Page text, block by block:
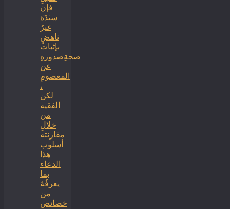
فإن
سندَهَ
غيرُ
ناهضٍ
بإثبات
صحةِصدورهِ
عن
المعصومِ
،
لكن
الفقيه
من
خلالِ
مقارنته
أسلوب
هذا
الدعاء
بما
يعرفُهُ
من
خصائص